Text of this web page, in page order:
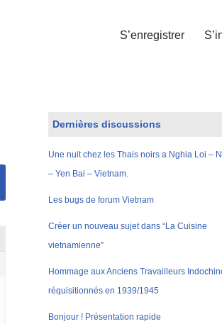
S’enregistrer
Dernières discussions
Une nuit chez les Thais noirs a Nghia Loi –
– Yen Bai – Vietnam.
Les bugs de forum Vietnam
Créer un nouveau sujet dans “La Cuisine
vietnamienne”
Hommage aux Anciens Travailleurs
réquisitionnés en 1939/1945
Bonjour ! Présentation rapide